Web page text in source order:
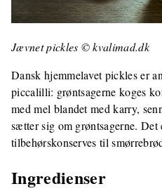
Jævnet pickles © kvalimad.dk
Dansk hjemmelavet pickles er
piccalilli: grøntsagerne koges
med mel blandet med karry,
sætter sig om grøntsagerne. Det
tilbehørskonserves til
Ingredienser